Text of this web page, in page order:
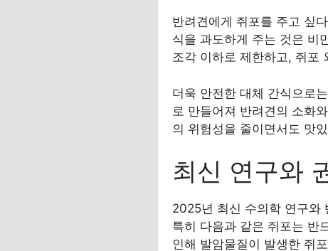
반려견에게 쥐포를 주고 싶
식을 과도하게 주는 것은 비
조각 이하로 제한하고, 쥐포
더욱 안전한 대체 간식으로
로 만들어져 반려견의 소화
의 위험성을 줄이면서도 맛
최신 연구와
2025년 최신 수의학 연구와
특히 다음과 같은 쥐포는 반
인해 발암물질이 발생한 쥐